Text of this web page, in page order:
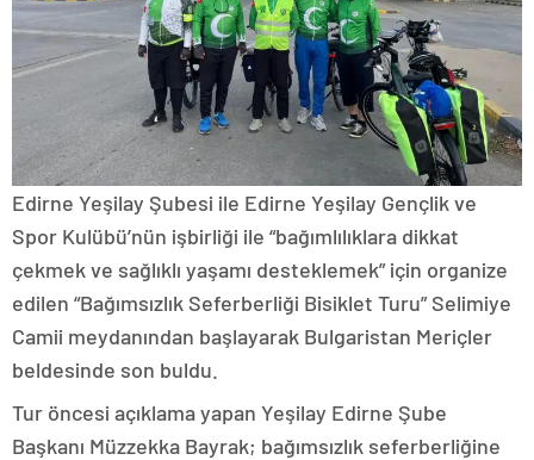
Edirne Yeşilay Şubesi ile Edirne Yeşilay Gençlik ve
Spor Kulübü’nün işbirliği ile “bağımlılıklara dikkat
çekmek ve sağlıklı yaşamı desteklemek” için organize
edilen “Bağımsızlık Seferberliği Bisiklet Turu” Selimiye
Camii meydanından başlayarak Bulgaristan Meriçler
beldesinde son buldu.
Tur öncesi açıklama yapan Yeşilay Edirne Şube
Başkanı Müzzekka Bayrak; bağımsızlık seferberliğine